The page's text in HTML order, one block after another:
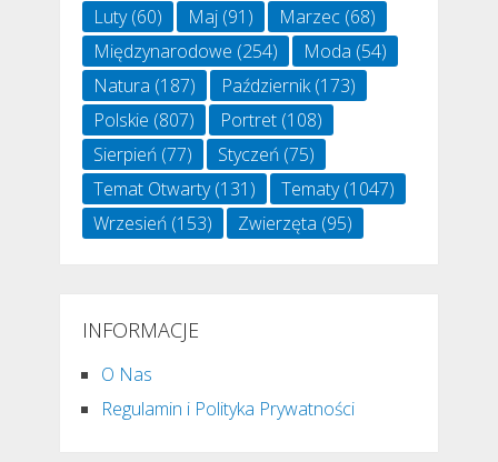
Luty(60) Maj(91) Marzec(68)
Międzynarodowe (254) Moda (54)
Natura (187) Październik(173)
Polskie (807) Portret(108)
Sierpień(77) Styczeń(75)
Temat Otwarty(131) Tematy(1047)
Wrzesień(153) Zwierzęta (95)
INFORMACJE
O Nas
Regulamin i Polityka Prywatności